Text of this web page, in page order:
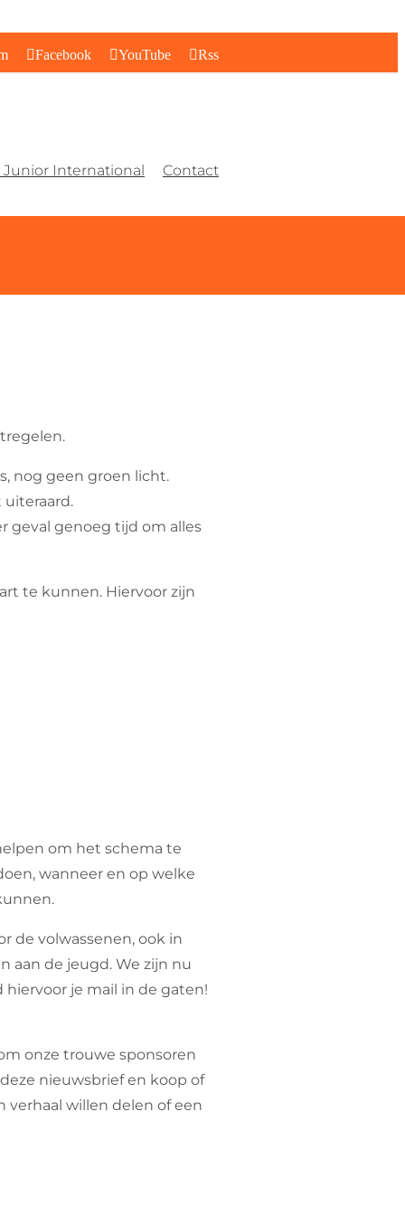
Facebook YouTube Rss
Junior International Contact
nog geen groen licht.
geval genoeg tijd om alles
te kunnen. Hiervoor zijn
om het schema te
wanneer en op welke
de volwassenen, ook in
aan de jeugd. We zijn nu
je mail in de gaten!
onze trouwe sponsoren
nieuwsbrief en koop of
verhaal willen delen of een